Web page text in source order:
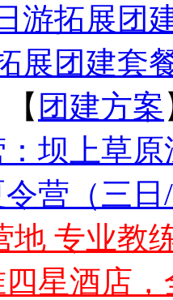
游拓展团
展团建套
团建方案
坝上草
营（三
地 专业教
星酒店